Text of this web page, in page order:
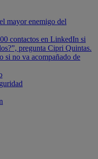
mayor enemigo del
contactos en LinkedIn si
pregunta Cipri Quintas.
si no va acompañado de